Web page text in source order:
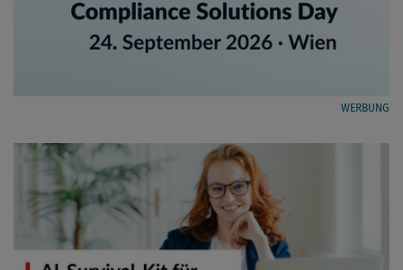
WERBUNG